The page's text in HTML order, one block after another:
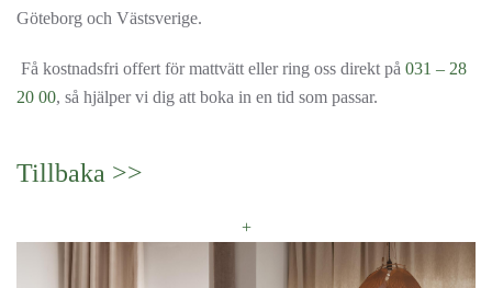
Göteborg och Västsverige.
Få kostnadsfri offert för mattvätt eller ring oss direkt på 031 – 28
20 00, så hjälper vi dig att boka in en tid som passar.
Tillbaka >>
+